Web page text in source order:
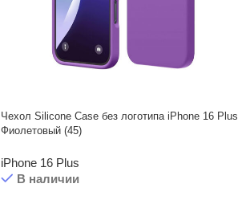
Чехол Silicone Case без логотипа iPhone 16 Plus
Фиолетовый (45)
iPhone 16 Plus
В наличии